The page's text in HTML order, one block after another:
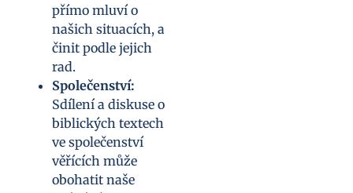
přímo mluví o
našich situacích, a
činit podle jejich
rad.
Společenství:
Sdílení a diskuse o
biblických textech
ve společenství
věřících může
obohatit naše